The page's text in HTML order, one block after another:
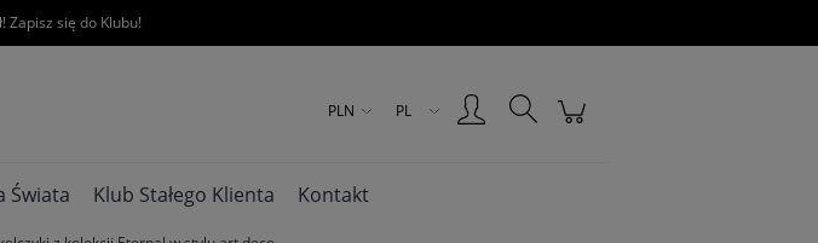
Zapisz się do Klubu!
PLN PL
Świata Klub Stałego Klienta Kontakt